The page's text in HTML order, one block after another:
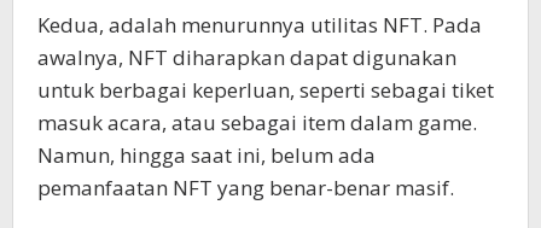
Kedua, adalah menurunnya utilitas NFT. Pada
awalnya, NFT diharapkan dapat digunakan
untuk berbagai keperluan, seperti sebagai tiket
masuk acara, atau sebagai item dalam game.
Namun, hingga saat ini, belum ada
pemanfaatan NFT yang benar-benar masif.